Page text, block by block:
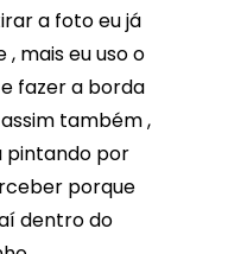
a foto eu já
mais eu uso o
fazer a borda
também ,
pintando por
porque
dentro do